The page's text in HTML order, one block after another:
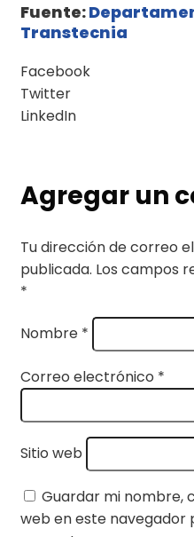
Fuente:
Transtecnia
Facebook
Twitter
LinkedIn
Agregar un
Tu dirección de correo
publicada. Los campos
*
Nombre *
Correo electrónico *
Sitio web
Guardar mi nombre,
web en este navegador